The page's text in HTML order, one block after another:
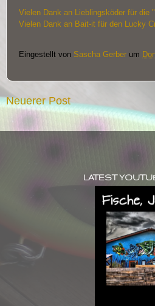
Vielen Dank an Lieblingsköder für die
Vielen Dank an Bait-it für den Lucky
Eingestellt von Sascha Gerber um
Neuerer Post
LATEST